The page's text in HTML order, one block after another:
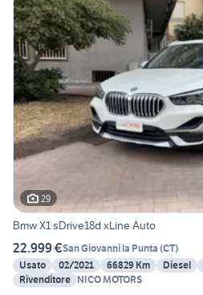
29
Bmw X1 sDrive18d xLine Auto
22.999 €San Giovanni la Punta (CT)
Usato
02/2021 66829 Km Diesel
Rivenditore NICO MOTORS